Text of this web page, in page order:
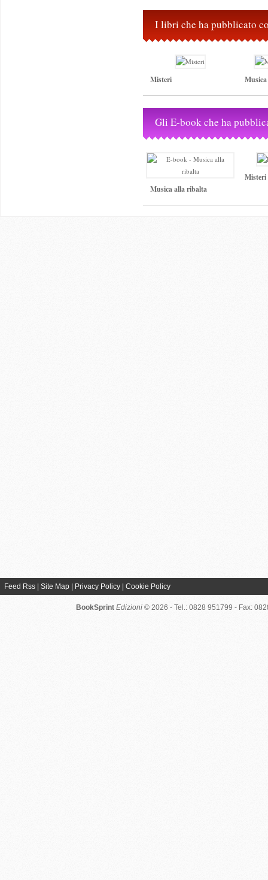
I libri che ha pubblicato
Misteri
Gli E-book che ha
Musica alla ribalta
Misteri
Feed Rss Site Map Privacy Policy Cookie Policy
BookSprint Edizioni © 2026 - Tel.: 0828 951799 - Fax: